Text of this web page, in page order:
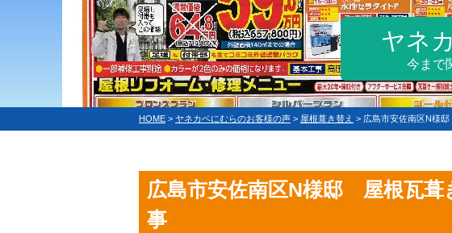
ヤネ
今まで
HOME > ヤネカベにむらのお客様の声 > 屋根葺き替え > 広島市安佐南区N様
広島市安佐南区N様邸 屋根瓦
事